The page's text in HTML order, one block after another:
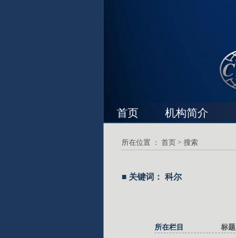
首页 机构简介
所在位置 ： 首页 > 搜索
■ 关键词： 科尔
所在栏目 标题